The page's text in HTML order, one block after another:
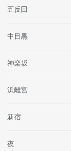
五反田
中目黒
神楽坂
浜離宮
新宿
夜